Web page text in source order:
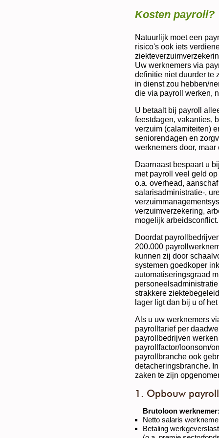
Kosten payroll?
Natuurlijk moet een
risico's ook iets
Uw werknemers via
definitie niet duurder te
in dienst zou hebben/
die via payroll werken,
U betaalt bij payroll
feestdagen, vakanties,
verzuim (calamiteiten)
seniorendagen en
werknemers door,
Daarnaast bespaart u
met payroll veel geld
o.a. overhead,
salarisadministratie-,
verzuimverzekering,
mogelijk arbeidsconflict.
Doordat
200.000
kunnen zij door
systemen goedkoper
automatiseringsgraad
strakkere
lager ligt dan bij u of
Als u uw werknemers
payrolltarief per
payrollbedrijven
payrollfactor/loonsom/
payrollbranche ook
detacheringsbranche.
zaken te zijn
1. Opbouw
Brutoloon
Netto salaris
Betaling